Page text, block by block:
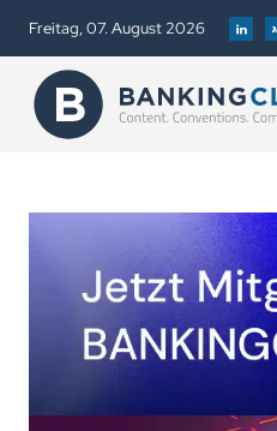
Freitag, 07. August 2026